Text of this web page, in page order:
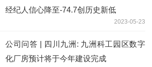
经纪人信心降至-74.7创历史新低
2023-05-23
公司问答 | 四川九洲: 九洲科工园区数字
化厂房预计将于今年建设完成